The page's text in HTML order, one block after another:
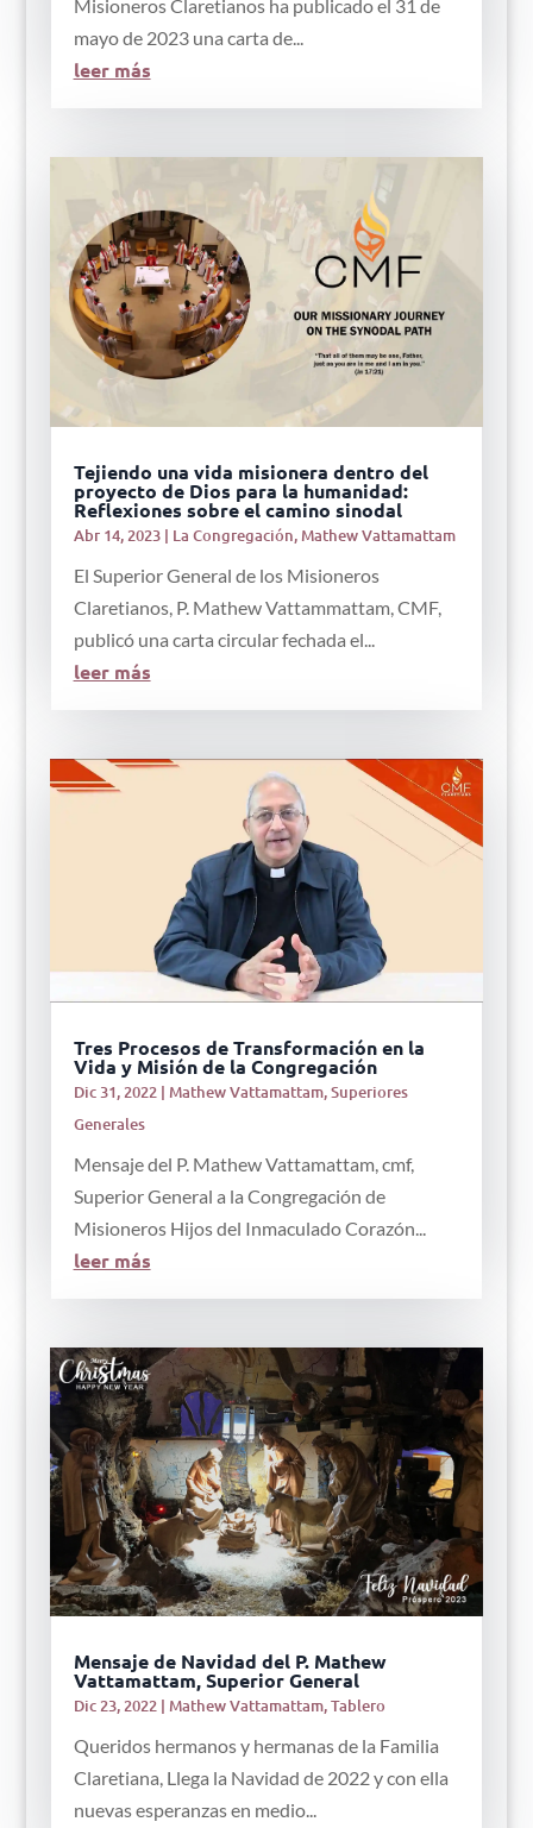
Misioneros Claretianos ha publicado el 31 de
mayo de 2023 una carta de...
leer más
Tejiendo una vida misionera dentro del
proyecto de Dios para la humanidad:
Reflexiones sobre el camino sinodal
Abr 14, 2023| La Congregación,Mathew Vattamattam
El Superior General de los Misioneros
Claretianos, P. Mathew Vattammattam, CMF,
publicó una carta circular fechada el...
leer más
Tres Procesos de Transformación en la
Vida y Misión de la Congregación
Dic 31, 2022| Mathew Vattamattam,Superiores
Generales
Mensaje del P. Mathew Vattamattam, cmf,
Superior General a la Congregación de
Misioneros Hijos del Inmaculado Corazón...
leer más
Mensaje de Navidad del P. Mathew
Vattamattam, Superior General
Dic 23, 2022| Mathew Vattamattam,Tablero
Queridos hermanos y hermanas de la Familia
Claretiana, Llega la Navidad de 2022 y con ella
nuevas esperanzas en medio...